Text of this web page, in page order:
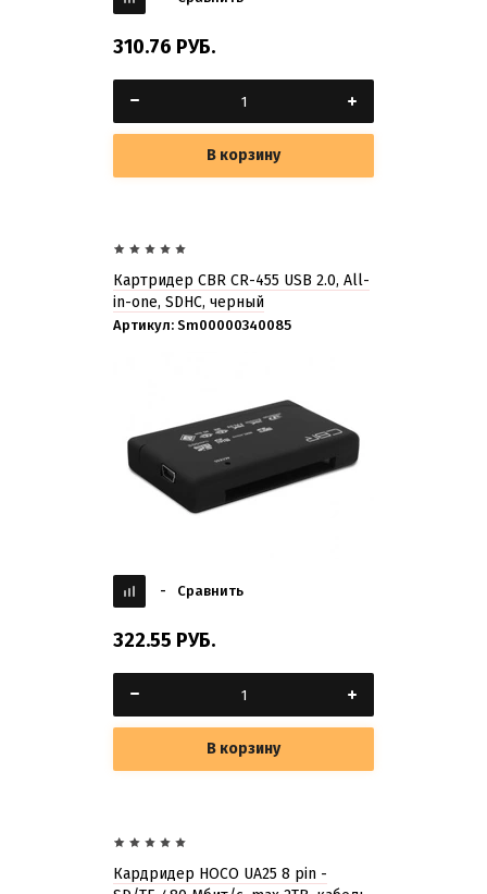
310.76 РУБ.
В корзину
Картридер CBR CR-455 USB 2.0, All-
in-one, SDHC, черный
Артикул: Sm00000340085
- Сравнить
322.55 РУБ.
В корзину
Кардридер HOCO UA25 8 pin -